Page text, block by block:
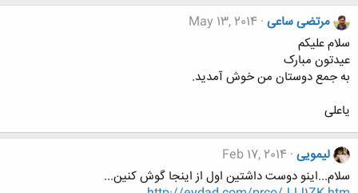
مرتضی ساعی May 13, 2014
سلام علیکم
عیدتون مبارک
به جمع دوستان من خوش آمدید.
یاعلی
لیمویی Feb 17, 2014
سلام...اینو دوست داشتین اول از اینجا گوش کنین...